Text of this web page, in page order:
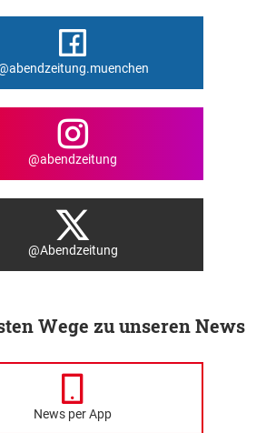
@abendzeitung
@Abendzeitung
Wege zu unseren News
News per App